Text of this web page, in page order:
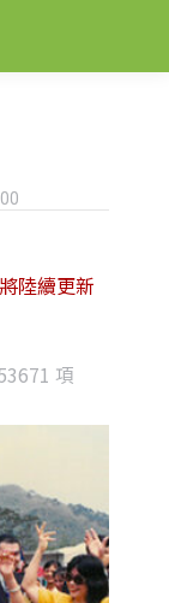
項
latest
陸續更新